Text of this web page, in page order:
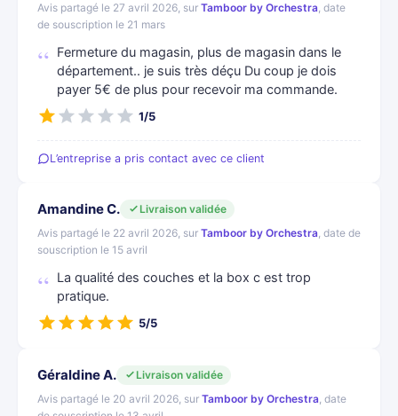
Avis partagé le 27 avril 2026, sur Tamboor by Orchestra, date
de souscription le 21 mars
Fermeture du magasin, plus de magasin dans le
département.. je suis très déçu Du coup je dois
payer 5€ de plus pour recevoir ma commande.
1/5
L’entreprise a pris contact avec ce client
Amandine C.
Livraison validée
Avis partagé le 22 avril 2026, sur Tamboor by Orchestra, date de
souscription le 15 avril
La qualité des couches et la box c est trop
pratique.
5/5
Géraldine A.
Livraison validée
Avis partagé le 20 avril 2026, sur Tamboor by Orchestra, date